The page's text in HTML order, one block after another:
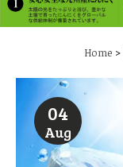
Home >
04
Aug